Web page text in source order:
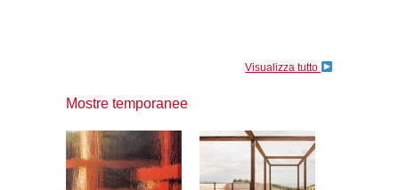
Visualizza tutto
Mostre temporanee